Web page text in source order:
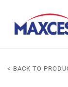
< BACK TO